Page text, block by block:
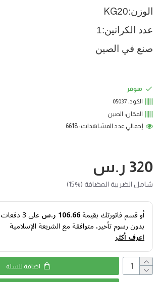
الوزن:20
KG
عدد الكراتين:1
صنع في الصين
320 ر.س
شامل الضريبة المضافة (%15)
متوفر
الكود: 05037
المكان: الصين
إجمالي عدد المشاهدات: 6618
أو قسم فاتورتك بقيمة106.66 ر.س على3دفعات
بدون رسوم تأخير، متوافقة مع الشريعة الإسلامية
اعرف أكثر
اضافة للسلة